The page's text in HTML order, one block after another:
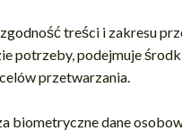
treści i zakresu
potrzeby, podejmuje
przetwarzania.
biometryczne dane